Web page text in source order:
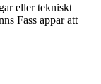
eller tekniskt
Fass appar att